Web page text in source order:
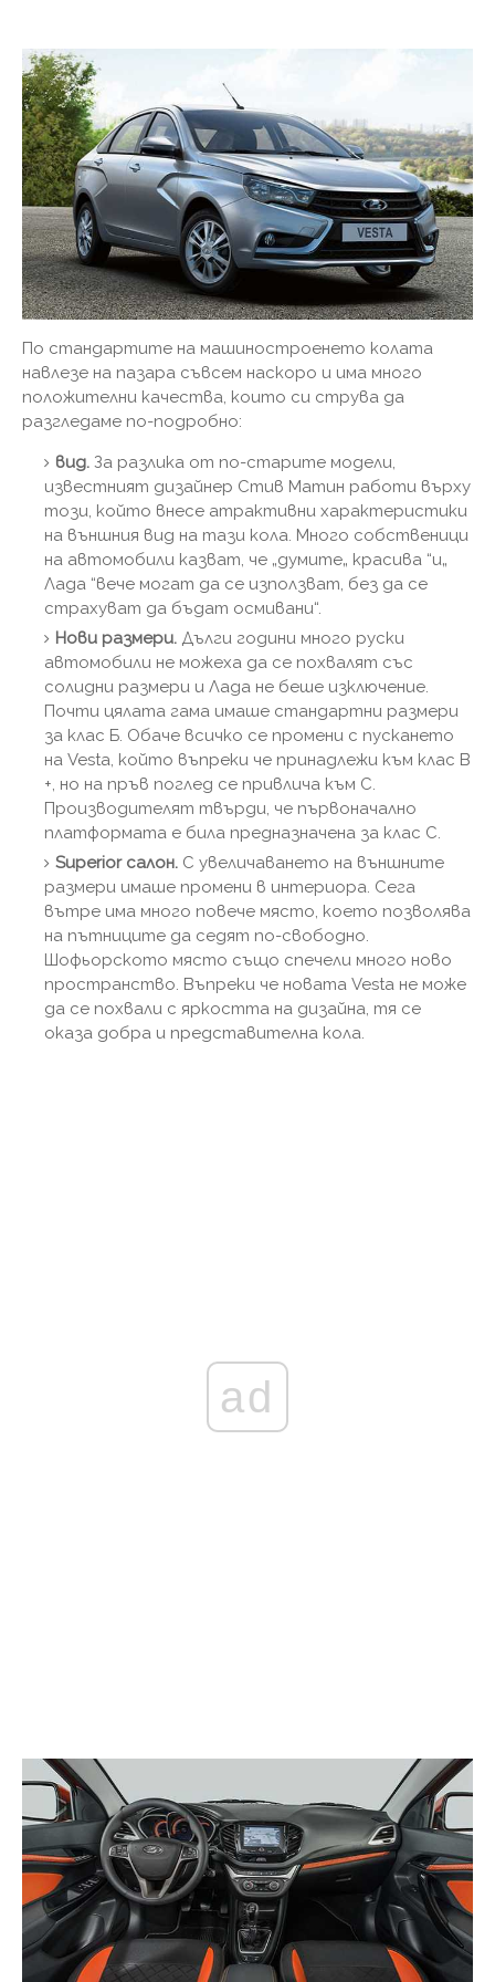
По стандартите на машиностроенето колата
навлезе на пазара съвсем наскоро и има много
положителни качества, които си струва да
разгледаме по-подробно:
вид. За разлика от по-старите модели,
известният дизайнер Стив Матин работи върху
този, който внесе атрактивни характеристики
на външния вид на тази кола. Много собственици
на автомобили казват, че „думите„ красива “и„
Лада “вече могат да се използват, без да се
страхуват да бъдат осмивани“.
Нови размери. Дълги години много руски
автомобили не можеха да се похвалят със
солидни размери и Лада не беше изключение.
Почти цялата гама имаше стандартни размери
за клас Б. Обаче всичко се промени с пускането
на Vesta, който въпреки че принадлежи към клас B
+, но на пръв поглед се привлича към C.
Производителят твърди, че първоначално
платформата е била предназначена за клас C.
Superior салон. С увеличаването на външните
размери имаше промени в интериора. Сега
вътре има много повече място, което позволява
на пътниците да седят по-свободно.
Шофьорското място също спечели много ново
пространство. Въпреки че новата Vesta не може
да се похвали с яркостта на дизайна, тя се
оказа добра и представителна кола.
ad